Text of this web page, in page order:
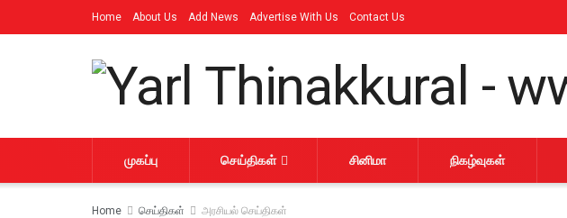
Home About Us Add News Advertise With Us Contact Us
முகப்பு செய்திகள் சினிமா நிகழ்வுகள்
Home செய்திகள் அரசியல் செய்திகள்